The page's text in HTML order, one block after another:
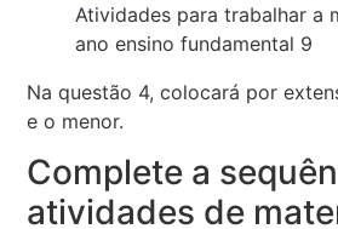
Atividades para trabalhar a
ano ensino fundamental 9
Na questão 4, colocará por
e o menor.
Complete a
atividades de